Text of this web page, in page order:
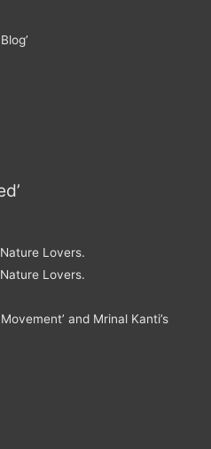
Nature Lovers.
Nature Lovers.
and Mrinal Kanti’s